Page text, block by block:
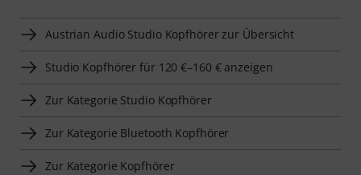
Austrian Audio Studio Kopfhörer zur Übersicht
Studio Kopfhörer für 120 €–160 € anzeigen
Zur Kategorie Studio Kopfhörer
Zur Kategorie Bluetooth Kopfhörer
Zur Kategorie Kopfhörer